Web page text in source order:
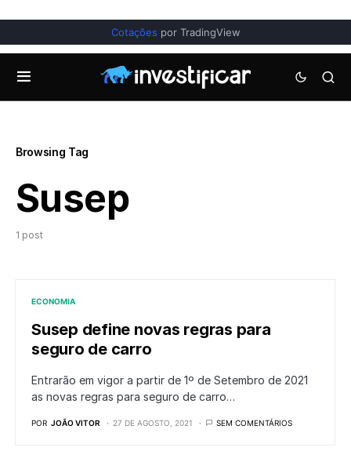
Cotações por TradingView
Browsing Tag
Susep
1 post
ECONOMIA
Susep define novas regras para
seguro de carro
Entrarão em vigor a partir de 1º de Setembro de 2021
as novas regras para seguro de carro…
POR JOÃO VITOR 27 DE AGOSTO, 2021 SEM COMENTÁRIOS